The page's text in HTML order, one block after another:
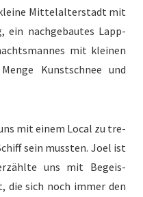
Mit­te­lal­ter­stadt mit
ein nachge­bautes Lap­p­
mit kleinen
Kun­stschnee und
mit einem Local zu tre­
sein mussten. Joel ist
uns mit Begeis­
die sich noch immer den